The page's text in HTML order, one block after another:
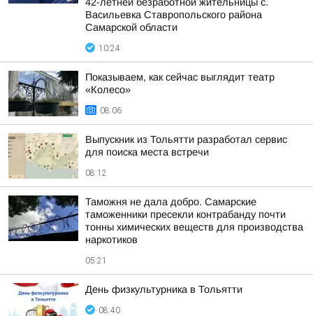
Васильевка Ставропольского района
Самарской области
10:24
Показываем, как сейчас выглядит театр
«Колесо»
08:06
Выпускник из Тольятти разработал сервис
для поиска места встречи
08:12
Таможня не дала добро. Самарские
таможенники пресекли контрабанду почти
тонны химических веществ для производства
наркотиков
05:21
День физкультурника в Тольятти
08:40